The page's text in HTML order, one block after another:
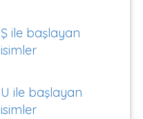
Ş ile başlayan
isimler
U ile başlayan
isimler